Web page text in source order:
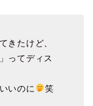
きたけど、
ってディス
いのに
笑